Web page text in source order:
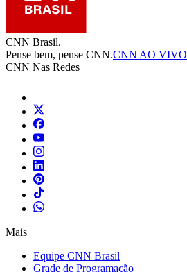
CNN Brasil.
Pense bem, pense CNN.CNN AO VIVO
CNN Nas Redes
Mais
Equipe CNN Brasil
Grade de Programação